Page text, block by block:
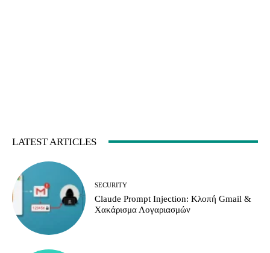
LATEST ARTICLES
SECURITY
Claude Prompt Injection: Κλοπή Gmail &
Χακάρισμα Λογαριασμών